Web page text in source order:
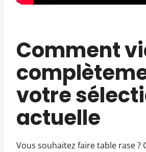
Comment
votre
actuelle
Vous souhaitez faire table rase ?